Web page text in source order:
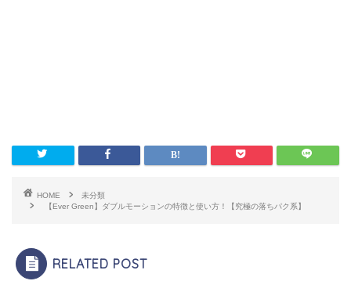
HOME
未分類
【Ever Green】ダブルモーションの特徴と使い方！【究極の落ちパク系】
RELATED POST